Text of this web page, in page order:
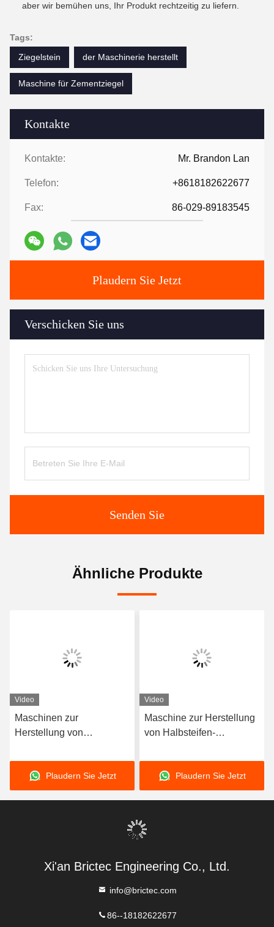
Kontakte
Kontakte: Mr. Brandon Lan
Telefon: +8618182622677
Fax: 86-029-89183545
Plaudern Sie Jetzt
Verschicken Sie uns
Senden Sie
aber wir bemühen uns, Ihr Produkt rechtzeitig zu liefern.
Tags:
Ziegelstein
der Maschinerie herstellt
Maschine für Zementziegel
Ähnliche Produkte
Video
Maschinen zur
Herstellung von
Kapazität Baumaschinen
für Ziegel Baumaschinen
Vakuumextruder
Plaudern Sie Jetzt
Video
Maschine zur Herstellung
von Halbsteifen-
Vakuumziegel Extruder
Plaudern Sie Jetzt
Xi'an Brictec Engineering Co., Ltd.
info@brictec.com
86--18182622677